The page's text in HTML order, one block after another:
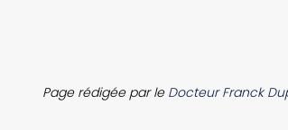
Page rédigée par le Docteur Franck